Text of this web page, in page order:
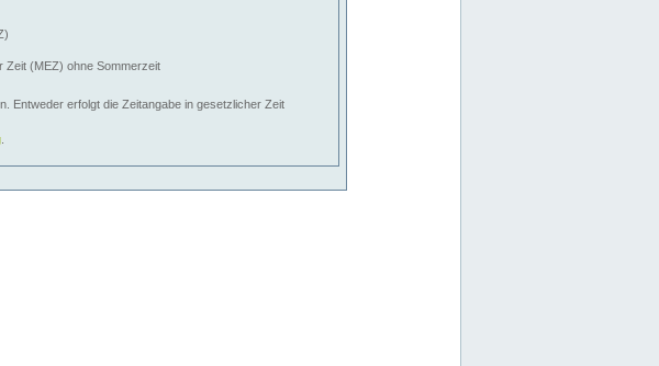
Zeit (MEZ) ohne Sommerzeit
Entweder erfolgt die Zeitangabe in gesetzlicher Zeit